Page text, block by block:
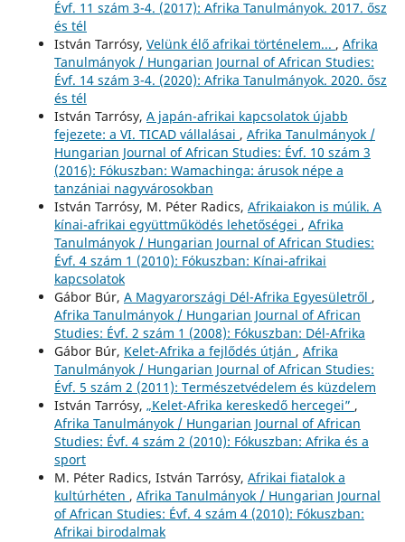
Évf. 11 szám 3-4. (2017): Afrika Tanulmányok. 2017. ősz
és tél
István Tarrósy, Velünk élő afrikai történelem... , Afrika
Tanulmányok / Hungarian Journal of African Studies:
Évf. 14 szám 3-4. (2020): Afrika Tanulmányok. 2020. ősz
és tél
István Tarrósy, A japán-afrikai kapcsolatok újabb
fejezete: a VI. TICAD vállalásai , Afrika Tanulmányok /
Hungarian Journal of African Studies: Évf. 10 szám 3
(2016): Fókuszban: Wamachinga: árusok népe a
tanzániai nagyvárosokban
István Tarrósy, M. Péter Radics, Afrikaiakon is múlik. A
kínai-afrikai együttműködés lehetőségei , Afrika
Tanulmányok / Hungarian Journal of African Studies:
Évf. 4 szám 1 (2010): Fókuszban: Kínai-afrikai
kapcsolatok
Gábor Búr, A Magyarországi Dél-Afrika Egyesületről ,
Afrika Tanulmányok / Hungarian Journal of African
Studies: Évf. 2 szám 1 (2008): Fókuszban: Dél-Afrika
Gábor Búr, Kelet-Afrika a fejlődés útján , Afrika
Tanulmányok / Hungarian Journal of African Studies:
Évf. 5 szám 2 (2011): Természetvédelem és küzdelem
István Tarrósy, „Kelet-Afrika kereskedő hercegei” ,
Afrika Tanulmányok / Hungarian Journal of African
Studies: Évf. 4 szám 2 (2010): Fókuszban: Afrika és a
sport
M. Péter Radics, István Tarrósy, Afrikai fiatalok a
kultúrhéten , Afrika Tanulmányok / Hungarian Journal
of African Studies: Évf. 4 szám 4 (2010): Fókuszban:
Afrikai birodalmak